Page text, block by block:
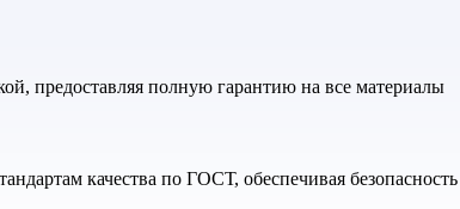
предоставляя полную гарантию на все материалы
качества по ГОСТ, обеспечивая